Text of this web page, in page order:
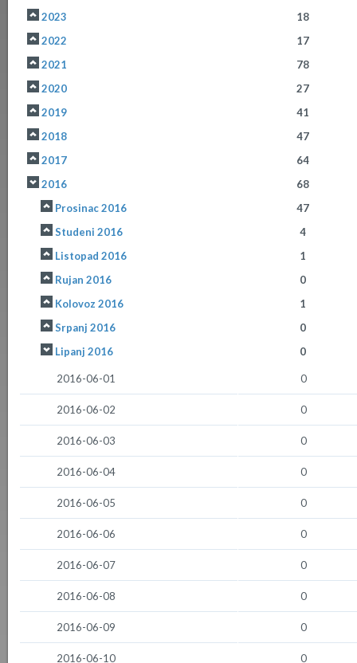
2023
18
2022
17
2021
78
2020
27
2019
41
2018
47
2017
64
2016
68
Prosinac 2016
47
Studeni 2016
4
Listopad 2016
1
Rujan 2016
0
Kolovoz 2016
1
Srpanj 2016
0
Lipanj 2016
0
2016-06-01 0
2016-06-02 0
2016-06-03 0
2016-06-04 0
2016-06-05 0
2016-06-06 0
2016-06-07 0
2016-06-08 0
2016-06-09 0
2016-06-10 0